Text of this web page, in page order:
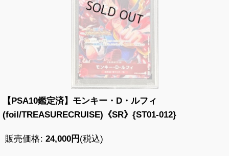
【PSA10鑑定済】モンキー・D・ルフィ
(foil/TREASURECRUISE)《SR》{ST01-012}
販売価格: 24,000円 (税込)